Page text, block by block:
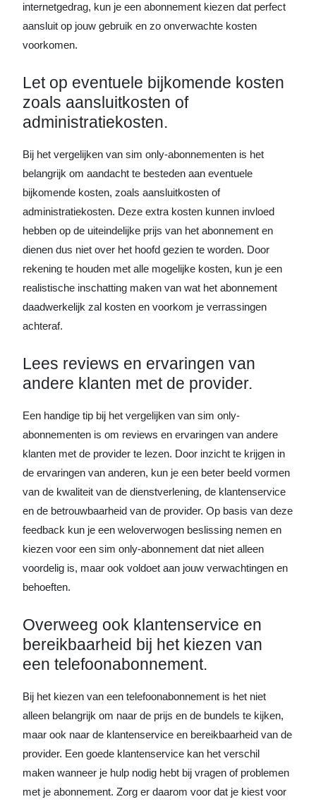
internetgedrag, kun je een abonnement kiezen dat perfect
aansluit op jouw gebruik en zo onverwachte kosten
voorkomen.
Let op eventuele bijkomende kosten
zoals aansluitkosten of
administratiekosten.
Bij het vergelijken van sim only-abonnementen is het
belangrijk om aandacht te besteden aan eventuele
bijkomende kosten, zoals aansluitkosten of
administratiekosten. Deze extra kosten kunnen invloed
hebben op de uiteindelijke prijs van het abonnement en
dienen dus niet over het hoofd gezien te worden. Door
rekening te houden met alle mogelijke kosten, kun je een
realistische inschatting maken van wat het abonnement
daadwerkelijk zal kosten en voorkom je verrassingen
achteraf.
Lees reviews en ervaringen van
andere klanten met de provider.
Een handige tip bij het vergelijken van sim only-
abonnementen is om reviews en ervaringen van andere
klanten met de provider te lezen. Door inzicht te krijgen in
de ervaringen van anderen, kun je een beter beeld vormen
van de kwaliteit van de dienstverlening, de klantenservice
en de betrouwbaarheid van de provider. Op basis van deze
feedback kun je een weloverwogen beslissing nemen en
kiezen voor een sim only-abonnement dat niet alleen
voordelig is, maar ook voldoet aan jouw verwachtingen en
behoeften.
Overweeg ook klantenservice en
bereikbaarheid bij het kiezen van
een telefoonabonnement.
Bij het kiezen van een telefoonabonnement is het niet
alleen belangrijk om naar de prijs en de bundels te kijken,
maar ook naar de klantenservice en bereikbaarheid van de
provider. Een goede klantenservice kan het verschil
maken wanneer je hulp nodig hebt bij vragen of problemen
met je abonnement. Zorg er daarom voor dat je kiest voor